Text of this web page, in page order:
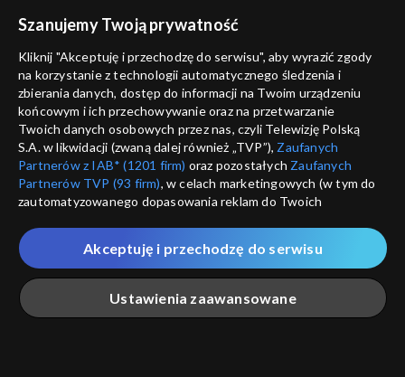
Słownik polsko@polski
Miodków dwóch, odc. 541
Słownik polsko@polski
Kacik, kącik, odc. 540
Słownik polsko@polski
Fanpage, odc. 539
Słownik polsko@polski
Guru, odc. 538
Szanujemy Twoją prywatność
Kliknij "Akceptuję i przechodzę do serwisu", aby wyrazić zgody
na korzystanie z technologii automatycznego śledzenia i
zbierania danych, dostęp do informacji na Twoim urządzeniu
końcowym i ich przechowywanie oraz na przetwarzanie
Twoich danych osobowych przez nas, czyli Telewizję Polską
S.A. w likwidacji (zwaną dalej również „TVP”), Zaufanych
Partnerów z IAB* (1201 firm) oraz pozostałych Zaufanych
Partnerów TVP (93 firm), w celach marketingowych (w tym do
zautomatyzowanego dopasowania reklam do Twoich
które wskazujemy poniżej, a także zgody na udostępnianie
przez nas identyfikatora PPID do Google.
Twoje dane osobowe zbierane podczas odwiedzania przez
Ciebie naszych
poszczególnych serwisówzwanych dalej
„Portalem”, w tym informacje zapisywane za pomocą
Ustawienia zaawansowane
Akceptuję i przechodzę do serwisu